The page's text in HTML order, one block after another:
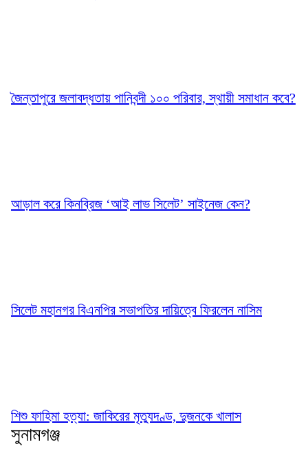
জৈন্তাপুরে জলাবদ্ধতায় পানিবন্দী ১০০ পরিবার, স্থায়ী সমাধান কবে?
আড়াল করে কিনব্রিজ ‘আই লাভ সিলেট’ সাইনেজ কেন?
সিলেট মহানগর বিএনপির সভাপতির দায়িত্বে ফিরলেন নাসিম
শিশু ফাহিমা হত্যা: জাকিরের মৃত্যুদণ্ড, দুজনকে খালাস
সুনামগঞ্জ